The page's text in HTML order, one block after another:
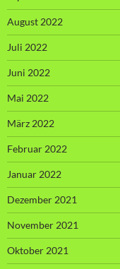
August 2022
Juli 2022
Juni 2022
Mai 2022
März 2022
Februar 2022
Januar 2022
Dezember 2021
November 2021
Oktober 2021